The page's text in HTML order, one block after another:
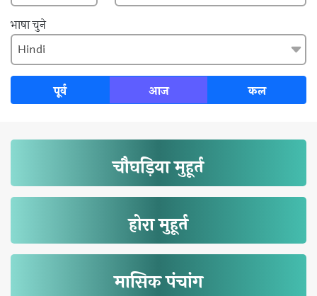
भाषा चुने
पूर्व आज कल
चौघड़िया मुहूर्त
होरा मुहूर्त
मासिक पंचांग